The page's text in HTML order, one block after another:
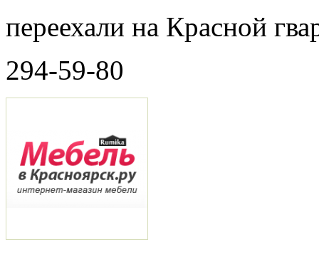
переехали на Красной
294-59-80